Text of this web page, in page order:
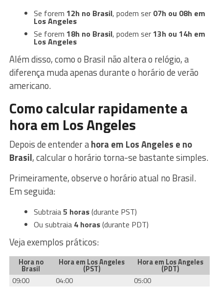
Se forem 12h no Brasil, podem ser 07h ou 08h em
Los Angeles
Se forem 18h no Brasil, podem ser 13h ou 14h em
Los Angeles
Além disso, como o Brasil não altera o relógio, a
diferença muda apenas durante o horário de verão
americano.
Como calcular rapidamente a
hora em Los Angeles
Depois de entender ahora em Los Angeles e no
Brasil, calcular o horário torna-se bastante simples.
Primeiramente, observe o horário atual no Brasil.
Em seguida:
Subtraia5 horas(durante PST)
Ou subtraia 4 horas(durante PDT)
Veja exemplos práticos:
Hora no
Brasil
Hora em Los Angeles
(PST)
Hora em Los Angeles
(PDT)
09:00
04:00
05:00